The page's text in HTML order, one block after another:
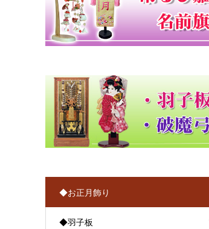
◆お正月飾り
◆羽子板